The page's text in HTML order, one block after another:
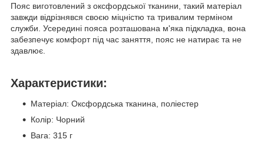
Пояс виготовлений з оксфордської тканини, такий матеріал
завжди відрізнявся своєю міцністю та тривалим терміном
служби. Усередині пояса розташована м'яка підкладка, вона
забезпечує комфорт під час заняття, пояс не натирає та не
здавлює.
Характеристики:
Матеріал: Оксфордська тканина, поліестер
Колір: Чорний
Вага: 315 г